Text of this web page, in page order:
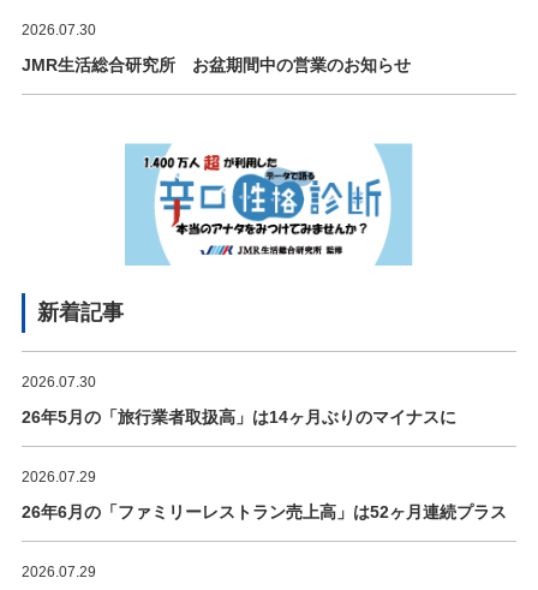
2026.07.30
JMR生活総合研究所 お盆期間中の営業のお知らせ
新着記事
2026.07.30
26年5月の「旅行業者取扱高」は14ヶ月ぶりのマイナスに
2026.07.29
26年6月の「ファミリーレストラン売上高」は52ヶ月連続プラス
2026.07.29